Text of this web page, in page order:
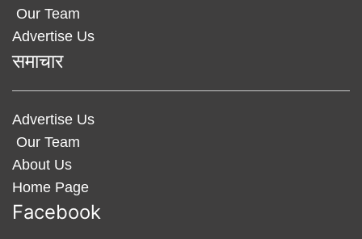
Our Team
Advertise Us
समाचार
Advertise Us
Our Team
About Us
Home Page
Facebook